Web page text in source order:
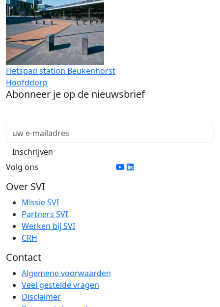
Fietspad station Beukenhorst
Hoofddorp
Abonneer je op de nieuwsbrief
Volg ons
Over SVI
Missie SVI
Partners SVI
Werken bij SVI
CRH
Contact
Algemene voorwaarden
Veel gestelde vragen
Disclaimer